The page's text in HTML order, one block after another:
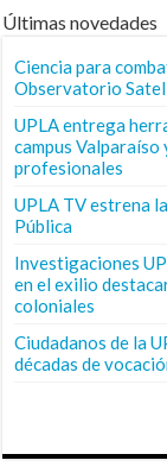
Últimas novedades
Ciencia para
Observatorio
UPLA entrega
campus Valparaíso
profesionales
UPLA TV estrena
Pública
Investigaciones
en el exilio
coloniales
Ciudadanos de la
décadas de